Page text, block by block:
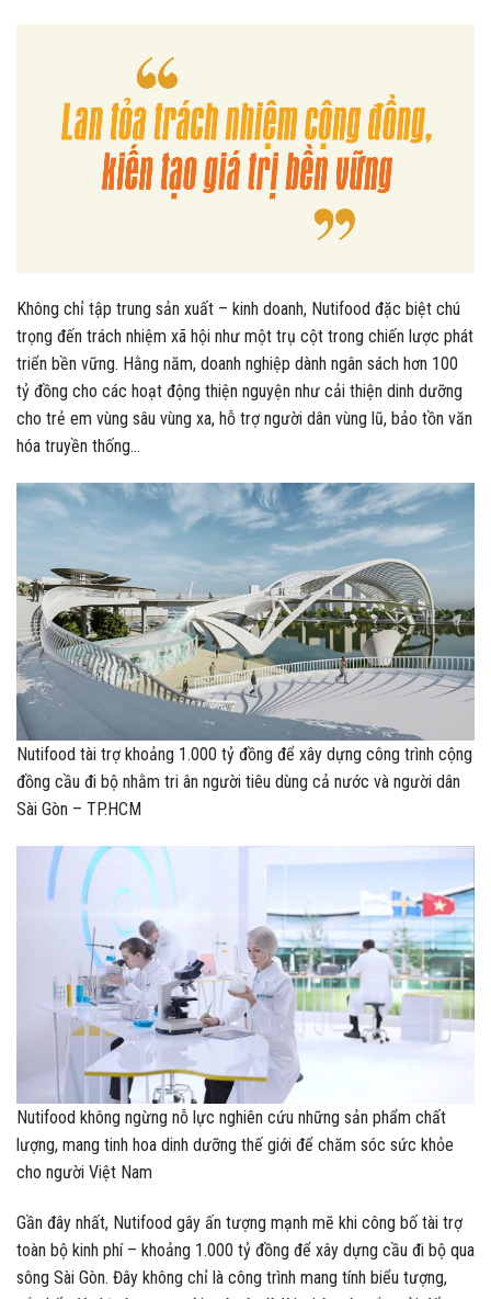
Không chỉ tập trung sản xuất – kinh doanh, Nutifood đặc biệt chú
trọng đến trách nhiệm xã hội như một trụ cột trong chiến lược phát
triển bền vững. Hằng năm, doanh nghiệp dành ngân sách hơn 100
tỷ đồng cho các hoạt động thiện nguyện như cải thiện dinh dưỡng
cho trẻ em vùng sâu vùng xa, hỗ trợ người dân vùng lũ, bảo tồn văn
hóa truyền thống…
Nutifood tài trợ khoảng 1.000 tỷ đồng để xây dựng công trình cộng
đồng cầu đi bộ nhằm tri ân người tiêu dùng cả nước và người dân
Sài Gòn – TP.HCM
Nutifood không ngừng nỗ lực nghiên cứu những sản phẩm chất
lượng, mang tinh hoa dinh dưỡng thế giới để chăm sóc sức khỏe
cho người Việt Nam
Gần đây nhất, Nutifood gây ấn tượng mạnh mẽ khi công bố tài trợ
toàn bộ kinh phí – khoảng 1.000 tỷ đồng để xây dựng cầu đi bộ qua
sông Sài Gòn. Đây không chỉ là công trình mang tính biểu tượng,